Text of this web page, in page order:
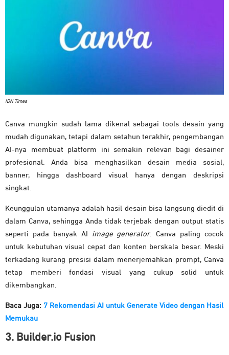
IDN Times
Canva mungkin sudah lama dikenal sebagai tools desain yang
mudah digunakan, tetapi dalam setahun terakhir, pengembangan
AI-nya membuat platform ini semakin relevan bagi desainer
profesional. Anda bisa menghasilkan desain media sosial,
banner, hingga dashboard visual hanya dengan deskripsi
singkat.
Keunggulan utamanya adalah hasil desain bisa langsung diedit di
dalam Canva, sehingga Anda tidak terjebak dengan output statis
seperti pada banyak AI image generator. Canva paling cocok
untuk kebutuhan visual cepat dan konten berskala besar. Meski
terkadang kurang presisi dalam menerjemahkan prompt, Canva
tetap memberi fondasi visual yang cukup solid untuk
dikembangkan.
Baca Juga: 7 Rekomendasi AI untuk Generate Video dengan Hasil
Memukau
3. Builder.io Fusion